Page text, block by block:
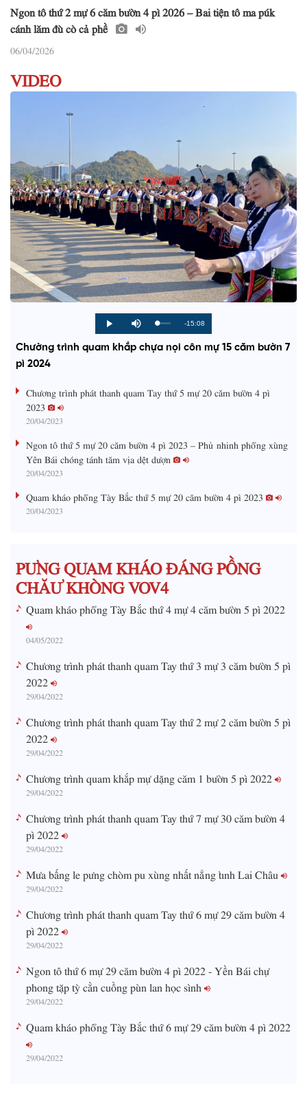
Ngon tô thứ 2 mự 6 căm bườn 4 pì 2026 – Bai tiện tô ma púk
cánh lăm đù cò cả phề
06/04/2026
VIDEO
P
l
M
u
e
L
d
e
P
r
g
%
R
e
i
e
-15:08
Chường trình quam khắp chựa nọi côn mự 15 căm bườn 7
pì 2024
Chương trình phát thanh quam Tay thứ 5 mự 20 căm bườn 4 pì
2023
20/04/2023
Ngon tô thứ 5 mự 20 căm bườn 4 pì 2023 – Phủ nhinh phổng xùng
Yên Bái chóng tánh tăm vịa dệt dượn
20/04/2023
Quam kháo phổng Tày Bắc thứ 5 mự 20 căm bườn 4 pì 2023
20/04/2023
PƯNG QUAM KHÁO ĐÁNG PỒNG
CHĂƯ KHÒNG VOV4
Quam kháo phổng Tày Bắc thứ 4 mự 4 căm bườn 5 pì 2022
04/05/2022
Chương trình phát thanh quam Tay thứ 3 mự 3 căm bườn 5 pì
2022
29/04/2022
Chương trình phát thanh quam Tay thứ 2 mự 2 căm bườn 5 pì
2022
29/04/2022
Chương trình quam khắp mự dặng căm 1 bườn 5 pì 2022
29/04/2022
Chương trình phát thanh quam Tay thứ 7 mự 30 căm bườn 4
pì 2022
29/04/2022
Mưa bấng le pưng chòm pu xùng nhất nẳng tỉnh Lai Châu
29/04/2022
Chương trình phát thanh quam Tay thứ 6 mự 29 căm bườn 4
pì 2022
29/04/2022
Ngon tô thứ 6 mự 29 căm bườn 4 pì 2022 - Yền Bái chự
phong tặp tỳ cằn cuồng pùn lan học sình
29/04/2022
Quam kháo phổng Tày Bắc thứ 6 mự 29 căm bườn 4 pì 2022
29/04/2022